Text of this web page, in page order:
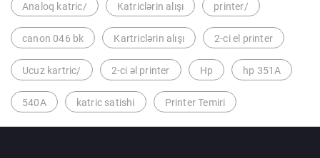
Analoq katric/ Katriclərin alışı printer/
canon 046 bk Kartriclərin alışı 2-ci el printer
Ucuz kartric/ 2-ci əl printer Hp hp 351A
540A katric satishi Printer Temiri